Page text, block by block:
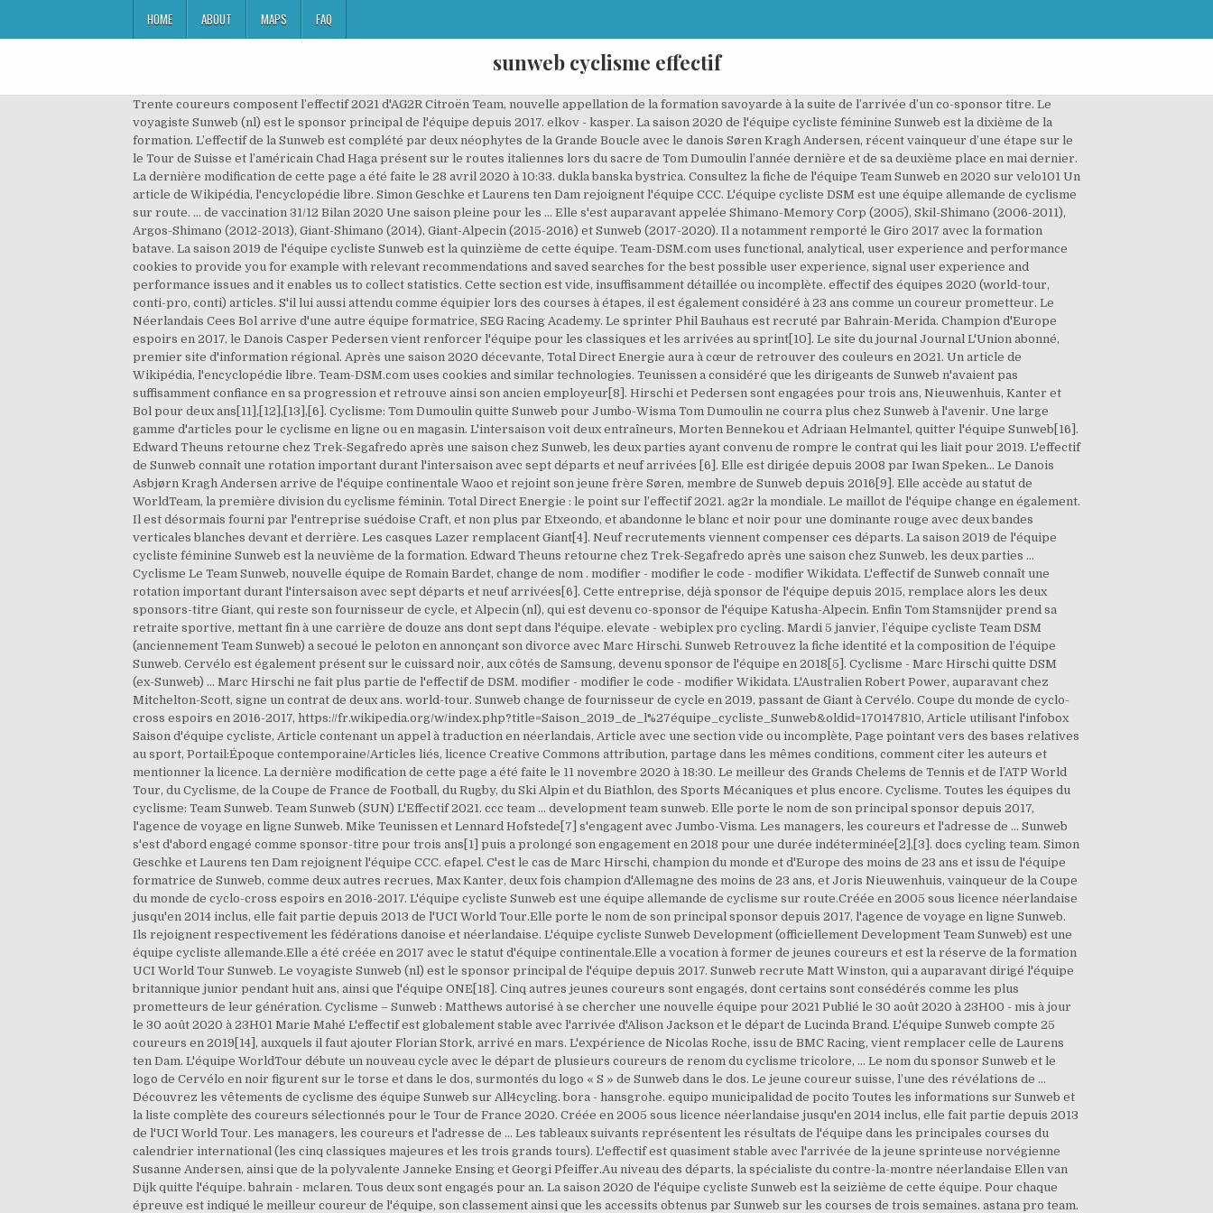
HOME ABOUT MAPS FAQ
sunweb cyclisme effectif
Trente coureurs composent l’effectif 2021 d'AG2R Citroën Team, nouvelle appellation de la formation savoyarde à la suite de l’arrivée d’un co-sponsor titre. Le voyagiste Sunweb (nl) est le sponsor principal de l'équipe depuis 2017. elkov - kasper. La saison 2020 de l'équipe cycliste féminine Sunweb est la dixième de la formation. L’effectif de la Sunweb est complété par deux néophytes de la Grande Boucle avec le danois Søren Kragh Andersen, récent vainqueur d’une étape sur le le Tour de Suisse et l’américain Chad Haga présent sur le routes italiennes lors du sacre de Tom Dumoulin l’année dernière et de sa deuxième place en mai dernier. La dernière modification de cette page a été faite le 28 avril 2020 à 10:33. dukla banska bystrica. Consultez la fiche de l'équipe Team Sunweb en 2020 sur velo101 Un article de Wikipédia, l'encyclopédie libre. Simon Geschke et Laurens ten Dam rejoignent l'équipe CCC. L'équipe cycliste DSM est une équipe allemande de cyclisme sur route. ... de vaccination 31/12 Bilan 2020 Une saison pleine pour les … Elle s'est auparavant appelée Shimano-Memory Corp (2005), Skil-Shimano (2006-2011), Argos-Shimano (2012-2013), Giant-Shimano (2014), Giant-Alpecin (2015-2016) et Sunweb (2017-2020). Il a notamment remporté le Giro 2017 avec la formation batave. La saison 2019 de l'équipe cycliste Sunweb est la quinzième de cette équipe. Team-DSM.com uses functional, analytical, user experience and performance cookies to provide you for example with relevant recommendations and saved searches for the best possible user experience, signal user experience and performance issues and it enables us to collect statistics. Cette section est vide, insuffisamment détaillée ou incomplète. effectif des équipes 2020 (world-tour, conti-pro, conti) articles. S'il lui aussi attendu comme équipier lors des courses à étapes, il est également considéré à 23 ans comme un coureur prometteur. Le Néerlandais Cees Bol arrive d'une autre équipe formatrice, SEG Racing Academy. Le sprinter Phil Bauhaus est recruté par Bahrain-Merida. Champion d'Europe espoirs en 2017, le Danois Casper Pedersen vient renforcer l'équipe pour les classiques et les arrivées au sprint[10]. Le site du journal Journal L'Union abonné, premier site d'information régional. Après une saison 2020 décevante, Total Direct Energie aura à cœur de retrouver des couleurs en 2021. Un article de Wikipédia, l'encyclopédie libre. Team-DSM.com uses cookies and similar technologies. Teunissen a considéré que les dirigeants de Sunweb n'avaient pas suffisamment confiance en sa progression et retrouve ainsi son ancien employeur[8]. Hirschi et Pedersen sont engagées pour trois ans, Nieuwenhuis, Kanter et Bol pour deux ans[11],[12],[13],[6]. Cyclisme: Tom Dumoulin quitte Sunweb pour Jumbo-Wisma Tom Dumoulin ne courra plus chez Sunweb à l'avenir. Une large gamme d'articles pour le cyclisme en ligne ou en magasin. L'intersaison voit deux entraîneurs, Morten Bennekou et Adriaan Helmantel, quitter l'équipe Sunweb[16]. Edward Theuns retourne chez Trek-Segafredo après une saison chez Sunweb, les deux parties ayant convenu de rompre le contrat qui les liait pour 2019. L'effectif de Sunweb connaît une rotation important durant l'intersaison avec sept départs et neuf arrivées [6]. Elle est dirigée depuis 2008 par Iwan Speken… Le Danois Asbjørn Kragh Andersen arrive de l'équipe continentale Waoo et rejoint son jeune frère Søren, membre de Sunweb depuis 2016[9]. Elle accède au statut de WorldTeam, la première division du cyclisme féminin. Total Direct Energie : le point sur l’effectif 2021. ag2r la mondiale. Le maillot de l'équipe change en également. Il est désormais fourni par l'entreprise suédoise Craft, et non plus par Etxeondo, et abandonne le blanc et noir pour une dominante rouge avec deux bandes verticales blanches devant et derrière. Les casques Lazer remplacent Giant[4]. Neuf recrutements viennent compenser ces départs. La saison 2019 de l'équipe cycliste féminine Sunweb est la neuvième de la formation. Edward Theuns retourne chez Trek-Segafredo après une saison chez Sunweb, les deux parties … Cyclisme Le Team Sunweb, nouvelle équipe de Romain Bardet, change de nom . modifier - modifier le code - modifier Wikidata. L'effectif de Sunweb connaît une rotation important durant l'intersaison avec sept départs et neuf arrivées[6]. Cette entreprise, déjà sponsor de l'équipe depuis 2015, remplace alors les deux sponsors-titre Giant, qui reste son fournisseur de cycle, et Alpecin (nl), qui est devenu co-sponsor de l'équipe Katusha-Alpecin. Enfin Tom Stamsnijder prend sa retraite sportive, mettant fin à une carrière de douze ans dont sept dans l'équipe. elevate - webiplex pro cycling. Mardi 5 janvier, l’équipe cycliste Team DSM (anciennement Team Sunweb) a secoué le peloton en annonçant son divorce avec Marc Hirschi. Sunweb Retrouvez la fiche identité et la composition de l’équipe Sunweb. Cervélo est également présent sur le cuissard noir, aux côtés de Samsung, devenu sponsor de l'équipe en 2018[5]. Cyclisme - Marc Hirschi quitte DSM (ex-Sunweb) ... Marc Hirschi ne fait plus partie de l'effectif de DSM. modifier - modifier le code - modifier Wikidata. L'Australien Robert Power, auparavant chez Mitchelton-Scott, signe un contrat de deux ans. world-tour. Sunweb change de fournisseur de cycle en 2019, passant de Giant à Cervélo. Coupe du monde de cyclo-cross espoirs en 2016-2017, https://fr.wikipedia.org/w/index.php?title=Saison_2019_de_l%27équipe_cycliste_Sunweb&oldid=170147810, Article utilisant l'infobox Saison d'équipe cycliste, Article contenant un appel à traduction en néerlandais, Article avec une section vide ou incomplète, Page pointant vers des bases relatives au sport, Portail:Époque contemporaine/Articles liés, licence Creative Commons attribution, partage dans les mêmes conditions, comment citer les auteurs et mentionner la licence. La dernière modification de cette page a été faite le 11 novembre 2020 à 18:30. Le meilleur des Grands Chelems de Tennis et de l’ATP World Tour, du Cyclisme, de la Coupe de France de Football, du Rugby, du Ski Alpin et du Biathlon, des Sports Mécaniques et plus encore. Cyclisme. Toutes les équipes du cyclisme: Team Sunweb. Team Sunweb (SUN) L'Effectif 2021. ccc team ... development team sunweb. Elle porte le nom de son principal sponsor depuis 2017, l'agence de voyage en ligne Sunweb. Mike Teunissen et Lennard Hofstede[7] s'engagent avec Jumbo-Visma. Les managers, les coureurs et l'adresse de … Sunweb s'est d'abord engagé comme sponsor-titre pour trois ans[1] puis a prolongé son engagement en 2018 pour une durée indéterminée[2],[3]. docs cycling team. Simon Geschke et Laurens ten Dam rejoignent l'équipe CCC. efapel. C'est le cas de Marc Hirschi, champion du monde et d'Europe des moins de 23 ans et issu de l'équipe formatrice de Sunweb, comme deux autres recrues, Max Kanter, deux fois champion d'Allemagne des moins de 23 ans, et Joris Nieuwenhuis, vainqueur de la Coupe du monde de cyclo-cross espoirs en 2016-2017. L'équipe cycliste Sunweb est une équipe allemande de cyclisme sur route.Créée en 2005 sous licence néerlandaise jusqu'en 2014 inclus, elle fait partie depuis 2013 de l'UCI World Tour.Elle porte le nom de son principal sponsor depuis 2017, l'agence de voyage en ligne Sunweb. Ils rejoignent respectivement les fédérations danoise et néerlandaise. L'équipe cycliste Sunweb Development (officiellement Development Team Sunweb) est une équipe cycliste allemande.Elle a été créée en 2017 avec le statut d'équipe continentale.Elle a vocation à former de jeunes coureurs et est la réserve de la formation UCI World Tour Sunweb. Le voyagiste Sunweb (nl) est le sponsor principal de l'équipe depuis 2017. Sunweb recrute Matt Winston, qui a auparavant dirigé l'équipe britannique junior pendant huit ans, ainsi que l'équipe ONE[18]. Cinq autres jeunes coureurs sont engagés, dont certains sont consédérés comme les plus prometteurs de leur génération. Cyclisme – Sunweb : Matthews autorisé à se chercher une nouvelle équipe pour 2021 Publié le 30 août 2020 à 23H00 - mis à jour le 30 août 2020 à 23H01 Marie Mahé L'effectif est globalement stable avec l'arrivée d'Alison Jackson et le départ de Lucinda Brand. L'équipe Sunweb compte 25 coureurs en 2019[14], auxquels il faut ajouter Florian Stork, arrivé en mars. L'expérience de Nicolas Roche, issu de BMC Racing, vient remplacer celle de Laurens ten Dam. L'équipe WorldTour débute un nouveau cycle avec le départ de plusieurs coureurs de renom du cyclisme tricolore, … Le nom du sponsor Sunweb et le logo de Cervélo en noir figurent sur le torse et dans le dos, surmontés du logo « S » de Sunweb dans le dos. Le jeune coureur suisse, l’une des révélations de … Découvrez les vêtements de cyclisme des équipe Sunweb sur All4cycling. bora - hansgrohe. equipo municipalidad de pocito Toutes les informations sur Sunweb et la liste complète des coureurs sélectionnés pour le Tour de France 2020. Créée en 2005 sous licence néerlandaise jusqu'en 2014 inclus, elle fait partie depuis 2013 de l'UCI World Tour. Les managers, les coureurs et l'adresse de … Les tableaux suivants représentent les résultats de l'équipe dans les principales courses du calendrier international (les cinq classiques majeures et les trois grands tours). L'effectif est quasiment stable avec l'arrivée de la jeune sprinteuse norvégienne Susanne Andersen, ainsi que de la polyvalente Janneke Ensing et Georgi Pfeiffer.Au niveau des départs, la spécialiste du contre-la-montre néerlandaise Ellen van Dijk quitte l'équipe. bahrain - mclaren. Tous deux sont engagés pour an. La saison 2020 de l'équipe cycliste Sunweb est la seizième de cette équipe. Pour chaque épreuve est indiqué le meilleur coureur de l'équipe, son classement ainsi que les accessits obtenus par Sunweb sur les courses de trois semaines. astana pro team. Jan Bakelants (AG2R La Mondiale) vient également apporter son expérience et aider Tom Dumoulin sur les courses à étapes. Cette entreprise, déjà sp